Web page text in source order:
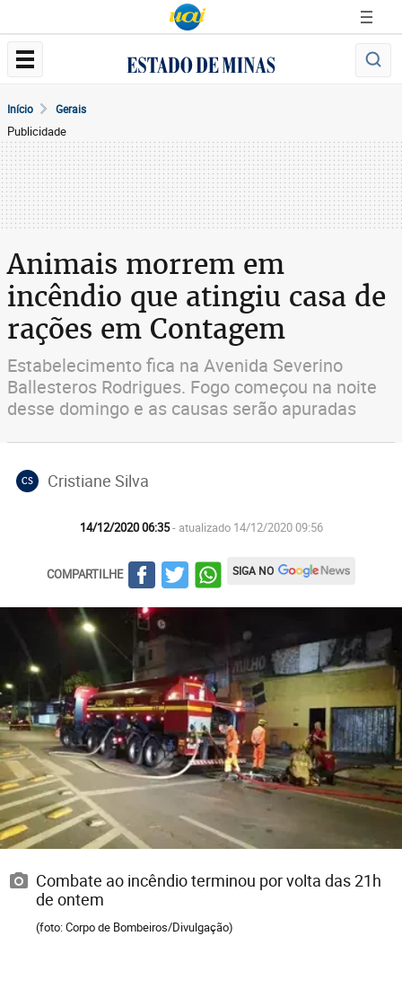
Início Gerais
Publicidade
Animais morrem em
incêndio que atingiu casa de
rações em Contagem
Estabelecimento fica na Avenida Severino
Ballesteros Rodrigues. Fogo começou na noite
desse domingo e as causas serão apuradas
CS Cristiane Silva
14/12/2020 06:35- atualizado 14/12/2020 09:56
COMPARTILHE SIGA NO
Combate ao incêndio terminou por volta das 21h
de ontem
(foto: Corpo de Bombeiros/Divulgação)